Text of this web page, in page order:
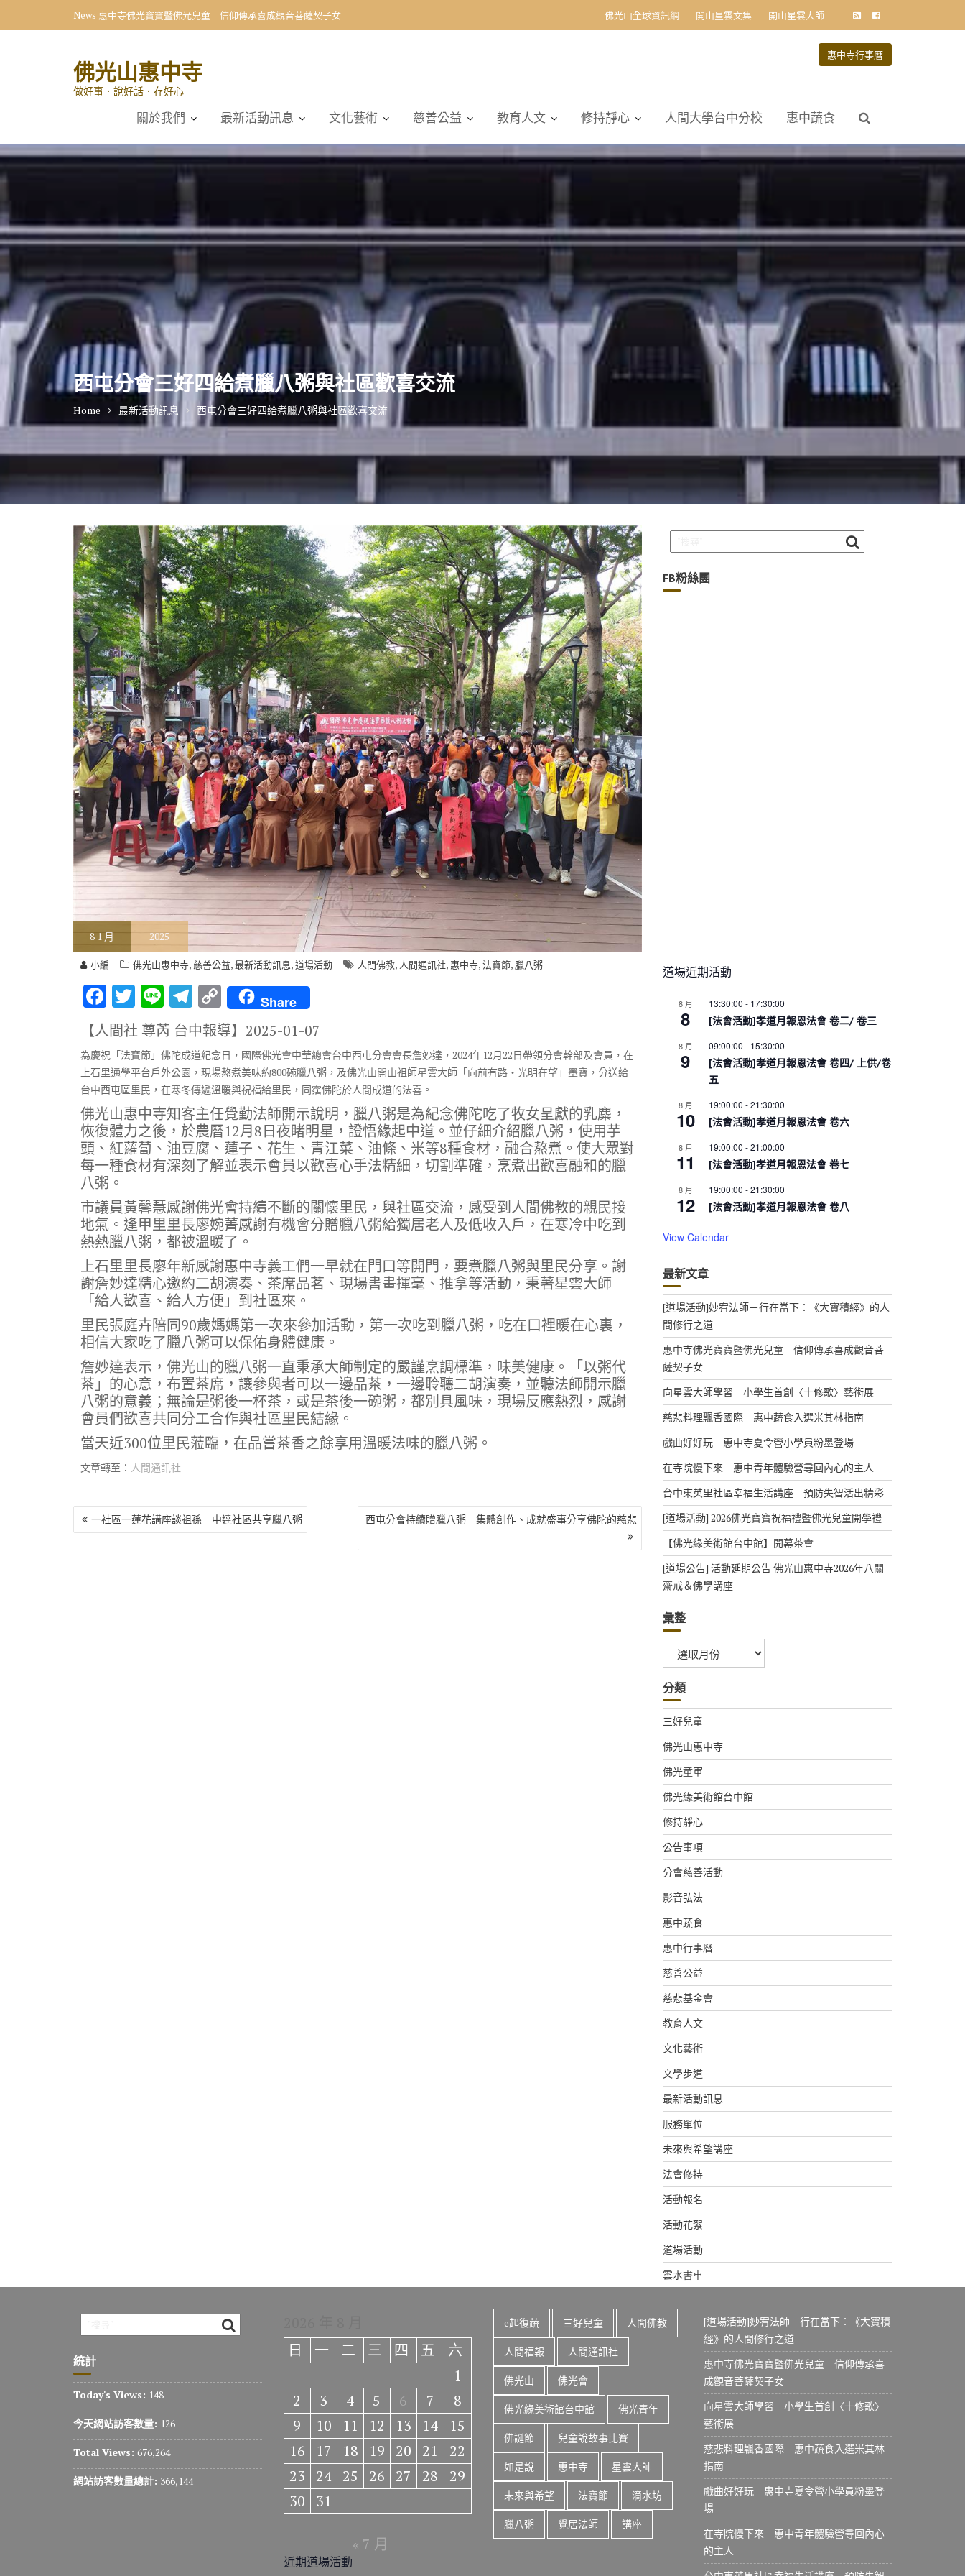
News 惠中寺佛光寶寶暨佛光兒童 信仰傳承喜成觀音菩薩契子女 佛光山全球資訊網 開山星雲文集 開山星雲大師
佛光山惠中寺
做好事．說好話．存好心
惠中寺行事曆
關於我們 最新活動訊息 文化藝術 慈善公益 教育人文 修持靜心 人間大學台中分校 惠中蔬食
西屯分會三好四給煮臘八粥與社區歡喜交流
Home 最新活動訊息 西屯分會三好四給煮臘八粥與社區歡喜交流
8 1 月 2025
小編 佛光山惠中寺,慈善公益,最新活動訊息,道場活動 人間佛教, 人間通訊社, 惠中寺,法寶節,臘八粥
F
ac
e
b
o
o
k
T
w
it
te
r
Li
n
e
T
el
e
gr
a
m
C
o
p
y
Li
n
k
Share
【人間社 尊芮 台中報導】 2025-01-07
為慶祝「法寶節」佛陀成道紀念日，國際佛光會中華總會台中西屯分會會長詹妙達，2024年12月22日帶領分會幹部及會員，在
上石里通學平台戶外公園，現場熬煮美味約800碗臘八粥，及佛光山開山祖師星雲大師「向前有路‧光明在望」墨寶，分送給
台中西屯區里民，在寒冬傳遞溫暖與祝福給里民，同霑佛陀於人間成道的法喜。
佛光山惠中寺知客主任覺勤法師開示說明，臘八粥是為紀念佛陀吃了牧女呈獻的乳麋，
恢復體力之後，於農曆12月8日夜睹明星，證悟緣起中道。並仔細介紹臘八粥，使用芋
頭、紅蘿蔔、油豆腐、蓮子、花生、青江菜、油條、米等8種食材，融合熬煮。使大眾對
每一種食材有深刻了解並表示會員以歡喜心手法精細，切割準確，烹煮出歡喜融和的臘
八粥。
市議員黃馨慧感謝佛光會持續不斷的關懷里民，與社區交流，感受到人間佛教的親民接
地氣。逢甲里里長廖婉菁感謝有機會分贈臘八粥給獨居老人及低收入戶，在寒冷中吃到
熱熱臘八粥，都被溫暖了。
上石里里長廖年新感謝惠中寺義工們一早就在門口等開門，要煮臘八粥與里民分享。謝
謝詹妙達精心邀約二胡演奏、茶席品茗、現場書畫揮毫、推拿等活動，秉著星雲大師
「給人歡喜、給人方便」到社區來。
里民張庭卉陪同90歲媽媽第一次來參加活動，第一次吃到臘八粥，吃在口裡暖在心裏，
相信大家吃了臘八粥可以保佑身體健康。
詹妙達表示，佛光山的臘八粥一直秉承大師制定的嚴謹烹調標準，味美健康。「以粥代
茶」的心意，布置茶席，讓參與者可以一邊品茶，一邊聆聽二胡演奏，並聽法師開示臘
八粥的意義；無論是粥後一杯茶，或是茶後一碗粥，都別具風味，現場反應熱烈，感謝
會員們歡喜共同分工合作與社區里民結緣。
當天近300位里民蒞臨，在品嘗茶香之餘享用溫暖法味的臘八粥。
文章轉至： 人間通訊社
文
章
一社區一蓮花講座談祖孫 中達社區共享臘八粥 西屯分會持續贈臘八粥 集體創作、成就盛事分享佛陀的慈悲
FB粉絲團
道場近期活動
8 月
8
13:30:00 - 17:30:00
[法會活動]孝道月報恩法會 卷二/ 卷三
8 月
9
09:00:00 - 15:30:00
[法會活動]孝道月報恩法會 卷四/ 上供/卷
五
8 月
10
19:00:00 -21:30:00
[法會活動]孝道月報恩法會 卷六
8 月
11
19:00:00 -21:00:00
[法會活動]孝道月報恩法會 卷七
8 月
12
19:00:00 -21:30:00
[法會活動]孝道月報恩法會 卷八
View Calendar
最新文章
[道場活動]妙宥法師－行在當下：《大寶積經》的人
間修行之道
惠中寺佛光寶寶暨佛光兒童 信仰傳承喜成觀音菩
薩契子女
向星雲大師學習 小學生首創〈十修歌〉藝術展
慈悲料理飄香國際 惠中蔬食入選米其林指南
戲曲好好玩 惠中寺夏令營小學員粉墨登場
在寺院慢下來 惠中青年體驗營尋回內心的主人
台中東英里社區幸福生活講座 預防失智活出精彩
[道場活動] 2026佛光寶寶祝福禮暨佛光兒童開學禮
【佛光緣美術館台中館】開幕茶會
[道場公告] 活動延期公告 佛光山惠中寺2026年八關
齋戒＆佛學講座
彙整
整
分類
三好兒童
佛光山惠中寺
佛光童軍
佛光緣美術館台中館
修持靜心
公告事項
分會慈善活動
影音弘法
惠中蔬食
惠中行事曆
慈善公益
慈悲基金會
教育人文
文化藝術
文學步道
最新活動訊息
服務單位
未來與希望講座
法會修持
活動報名
活動花絮
道場活動
雲水書車
統計
Today's Views: 148
今天網站訪客數量: 126
Total Views: 676,264
網站訪客數量總計: 366,144
日
一 二 三 四 五
六
1
2
3 4 5 6 7
8
9
10 11 12 13 14
15
16
17 18 19 20 21
22
23
24 25 26 27 28
29
30
31
« 7 月
近期道場活動
e起復蔬 三好兒童 人間佛教
人間福報 人間通訊社
佛光山 佛光會
佛光緣美術館台中館 佛光青年
佛誕節 兒童說故事比賽
如是說 惠中寺 星雲大師
未來與希望 法寶節 滴水坊
臘八粥 覺居法師 講座
[道場活動]妙宥法師－行在當下：《大寶積
經》的人間修行之道
惠中寺佛光寶寶暨佛光兒童 信仰傳承喜
成觀音菩薩契子女
向星雲大師學習 小學生首創〈十修歌〉
藝術展
慈悲料理飄香國際 惠中蔬食入選米其林
指南
戲曲好好玩 惠中寺夏令營小學員粉墨登
場
在寺院慢下來 惠中青年體驗營尋回內心
的主人